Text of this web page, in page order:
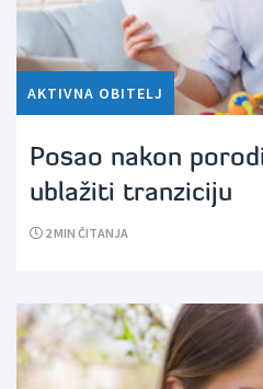
AKTIVNA OBITELJ
Posao nakon
ublažiti tranziciju
2MIN ČITANJA